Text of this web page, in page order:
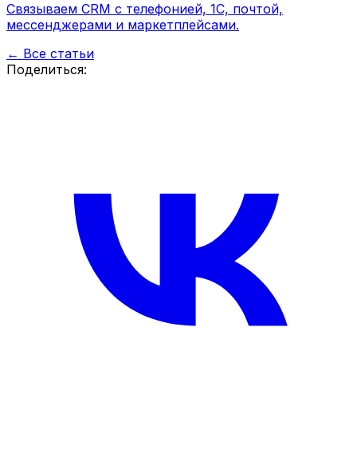
Связываем CRM с телефонией, 1С, почтой,
мессенджерами и маркетплейсами.
← Все статьи
Поделиться: